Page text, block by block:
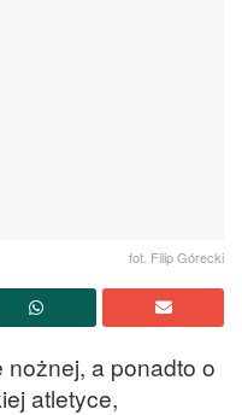
fot. Filip Górecki
nożnej, a ponadto o
atletyce,